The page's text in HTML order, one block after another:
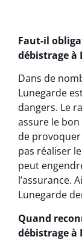
Faut-il
débistrage à
Dans de
Lunegarde
dangers. Le
assure le
de
pas réaliser
peut
l’assurance.
Lunegarde
Quand
débistrage à